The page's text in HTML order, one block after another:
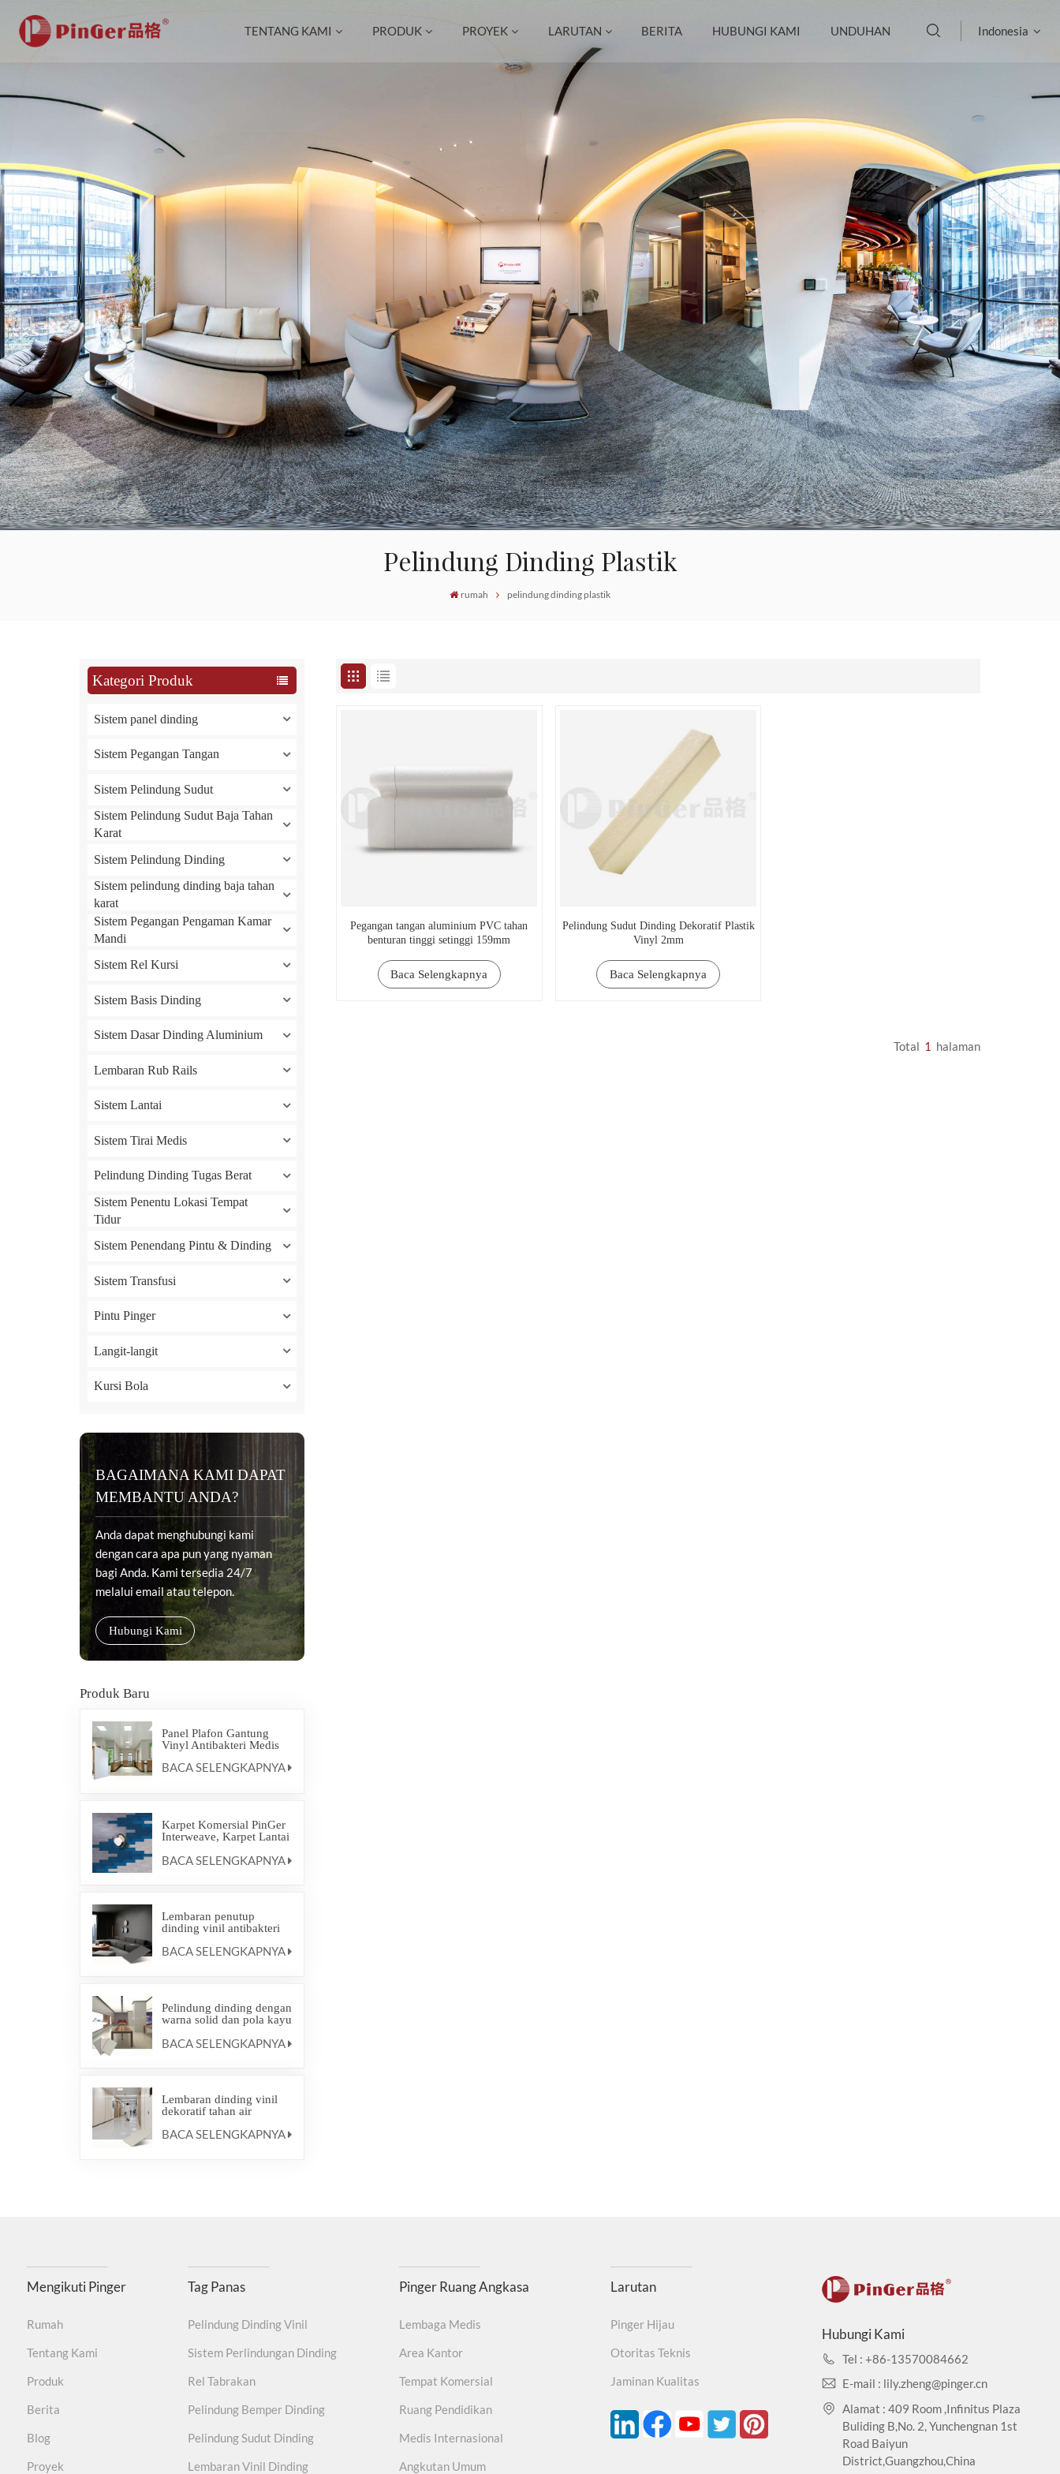
TENTANG KAMI PRODUK PROYEK LARUTAN BERITA HUBUNGI KAMI UNDUHAN Indonesia
Deutsch
русский
italiano
español
português
العربية
한국의
Tiếng việt
Indonesia
中文
Pelindung Dinding Plastik
rumah pelindung dinding plastik
Kategori Produk
Sistem panel dinding
Sistem Pegangan Tangan
Sistem Pelindung Sudut
Sistem Pelindung Sudut Baja Tahan
Karat
Sistem Pelindung Dinding
Sistem pelindung dinding baja tahan
karat
Sistem Pegangan Pengaman Kamar
Mandi
Sistem Rel Kursi
Sistem Basis Dinding
Sistem Dasar Dinding Aluminium
Lembaran Rub Rails
Sistem Lantai
Sistem Tirai Medis
Pelindung Dinding Tugas Berat
Sistem Penentu Lokasi Tempat
Tidur
Sistem Penendang Pintu & Dinding
Sistem Transfusi
Pintu Pinger
Langit-langit
Kursi Bola
BAGAIMANA KAMI DAPAT
MEMBANTU ANDA?
Anda dapat menghubungi kami
dengan cara apa pun yang nyaman
bagi Anda. Kami tersedia 24/7
melalui email atau telepon.
Hubungi Kami
Produk Baru
Panel Plafon Gantung
Vinyl Antibakteri Medis
BACA SELENGKAPNYA
Karpet Komersial PinGer
Interweave, Karpet Lantai
Karpet Ubin Interlocking
BACA SELENGKAPNYA
Lembaran penutup
dinding vinil antibakteri
BACA SELENGKAPNYA
Pelindung dinding dengan
warna solid dan pola kayu
BACA SELENGKAPNYA
Lembaran dinding vinil
dekoratif tahan air
BACA SELENGKAPNYA
Pegangan tangan aluminium PVC tahan
benturan tinggi setinggi 159mm
Baca Selengkapnya
Pelindung Sudut Dinding Dekoratif Plastik
Vinyl 2mm
Baca Selengkapnya
Total 1 Halaman
Mengikuti Pinger
Rumah
Tentang Kami
Produk
Berita
Blog
Proyek
Tag Panas
Pelindung Dinding Vinil
Sistem Perlindungan Dinding
Rel Tabrakan
Pelindung Bemper Dinding
Pelindung Sudut Dinding
Lembaran Vinil Dinding
Pinger Ruang Angkasa
Lembaga Medis
Area Kantor
Tempat Komersial
Ruang Pendidikan
Medis Internasional
Angkutan Umum
Larutan
Pinger Hijau
Otoritas Teknis
Jaminan Kualitas
Hubungi Kami
Tel : +86-13570084662
E-mail : lily.zheng@pinger.cn
Alamat : 409 Room ,Infinitus Plaza
Buliding B,No. 2, Yunchengnan 1st
Road Baiyun
District,Guangzhou,China